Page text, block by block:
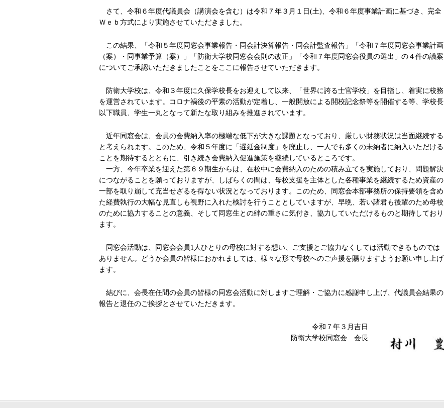
さて、令和６年度代議員会（講演会を含む）は令和７年３月１日(土)、令和６年度事業計画に基づき、完全
Ｗｅｂ方式により実施させていただきました。
この結果、「令和５年度同窓会事業報告・同会計決算報告・同会計監査報告」「令和７年度同窓会事業計画
（案）・同事業予算（案）」「防衛大学校同窓会会則の改正」「令和７年度同窓会役員の選出」の４件の議案
についてご承認いただきましたことをここに報告させていただきます。
防衛大学校は、令和３年度に久保学校長をお迎えして以来、「世界に誇る士官学校」を目指し、着実に校務
を運営されています。コロナ禍後の平素の活動が定着し、一般開放による開校記念祭等を開催する等、学校長
以下職員、学生一丸となって新たな取り組みを推進されています。
近年同窓会は、会員の会費納入率の極端な低下が大きな課題となっており、厳しい財務状況は当面継続する
と考えられます。このため、令和５年度に「遅延金制度」を廃止し、一人でも多くの未納者に納入いただける
ことを期待するとともに、引き続き会費納入促進施策を継続しているところです。
一方、今年卒業を迎えた第６９期生からは、在校中に会費納入のための積み立てを実施しており、問題解決
につながることを願っておりますが、しばらくの間は、母校支援を主体とした各種事業を継続するため資産の
一部を取り崩して充当せざるを得ない状況となっております。このため、同窓会本部事務所の保持要領を含め
た経費執行の大幅な見直しも視野に入れた検討を行うこととしていますが、早晩、若い諸君も後輩のため母校
のために協力することの意義、そして同窓生との絆の重さに気付き、協力していただけるものと期待しており
ます。
同窓会活動は、同窓会会員1人ひとりの母校に対する想い、ご支援とご協力なくしては活動できるものでは
ありません。どうか会員の皆様におかれましては、様々な形で母校へのご声援を賜りますようお願い申し上げ
ます。
結びに、会長在任間の会員の皆様の同窓会活動に対しますご理解・ご協力に感謝申し上げ、代議員会結果の
報告と退任のご挨拶とさせていただきます。
令和７年３月吉日
防衛大学校同窓会 会長